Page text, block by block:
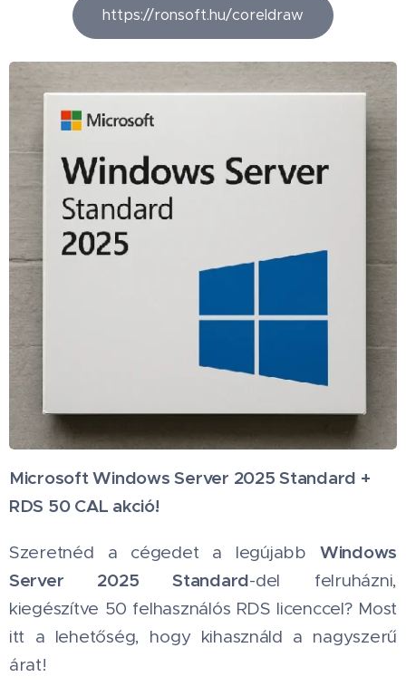
https://ronsoft.hu/coreldraw
Microsoft Windows Server 2025 Standard +
RDS 50 CAL akció! 🚀
Szeretnéd a cégedet a legújabb Windows
Server 2025 Standard-del felruházni,
kiegészítve 50 felhasználós RDS licenccel? Most
itt a lehetőség, hogy kihasználd a nagyszerű
árat!